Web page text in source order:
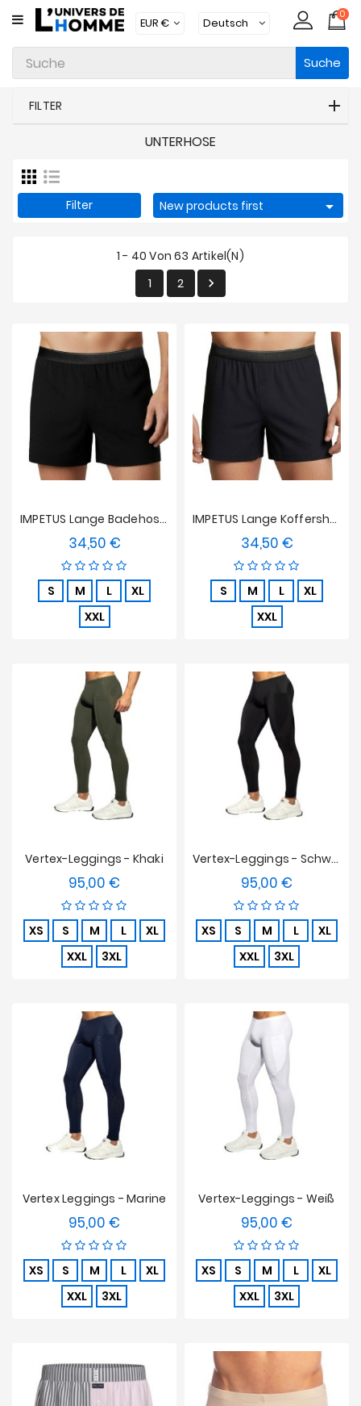
KATEGORIE
Unterwäsche
Zubehör
Neue
Artikel
Angebote
0
Suche
FILTER
UNTERHOSE
Filter New products first 
1 - 40 Von 63 Artikel(n)
1 2 
IMPETUS Lange Badehosen Mit Weichen Premium-Knöpfen - Schwarz
34,50 €Preis
S M L
XL
XXL
IMPETUS Lange Koffershorts Mit Weichen Premium-Knöpfen - Marineblau
34,50 €Preis
S M L
XL
XXL
Vertex-Leggings - Khaki
95,00 €
XS S M L
XL
XXL
3XL
Vertex-Leggings - Schwarz
95,00 €
XS S M L
XL
XXL
3XL
Vertex Leggings - Marine
95,00 €
XS S M L
XL
XXL
3XL
Vertex-Leggings - Weiß
95,00 €
XS S M L
XL
XXL
3XL